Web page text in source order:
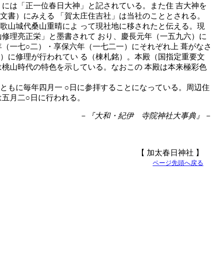
は「正一位春日大神」と記されている。また住 吉大神を
）にみえる 「賀太庄住吉社」は当社のこととされる。
城代桑山重晴によ って現社地に移されたと伝える。現
理亮正栄」と墨書されて おり、慶長元年（一五九六）に
一七○二）・享保六年（一七二一）にそれぞれ上 葺がなさ
に修理が行われてい る（棟札銘）。本殿（国指定重要文
山時代の特色を示している。なおこの 本殿は本来極彩色
もに毎年四月一 ○日に参拝することになっている。周辺住
月二○日に行われる。
－『大和・紀伊 寺院神社大事典』－
【 加太春日神社 】
ページ先頭へ戻る